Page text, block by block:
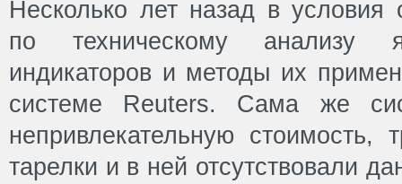
Несколько лет назад в условия
по техническому
индикаторов и методы их
системе Reuters. Сама же
непривлекательную стоимость,
тарелки и в ней отсутствовали